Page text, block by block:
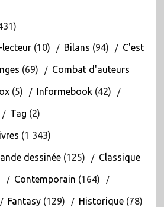
lecteur(10) Bilans (94) C'est
(69) Combat d'auteurs
(5) Informebook(42)
Tag (2)
(1 343)
dessinée(125) Classique
Contemporain (164)
Fantasy(129) Historique(78)